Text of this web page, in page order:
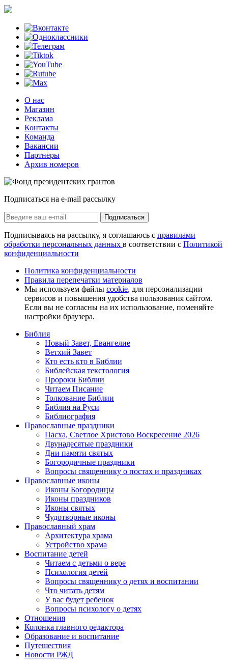
О нас
Магазин
Реклама
Контакты
Команда
Вакансии
Партнеры
Архив номеров
Подписаться на e-mail рассылку
Подписаться
Подписываясь на рассылку, я соглашаюсь с правилами
обработки персональных данных в соответствии с Политикой
конфиденциальности
Политика конфиденциальности
Правила перепечатки материалов
Мы используем файлы cookie, для персонализации
сервисов и повышения удобства пользования сайтом.
Если вы не согласны на их использование, поменяйте
настройки браузера.
Библия
Новый Завет, Евангелие
Ветхий Завет
Кто есть кто в Библии
Библейская текстология
Пророки Библии
Читаем Писание
Толкование Библии
Библия на Руси
Библиография
Православные праздники
Пасха, Светлое Христово Воскресение 2026
Двунадесятые праздники
Дни памяти святых
Богородичные праздники
Вопросы священнику о постах и праздниках
Православные иконы
Иконы Богородицы
Иконы праздников
Иконы святых
Чудотворные иконы
Православный храм
Архитектура храма
Устройство храма
Воспитание детей
Читаем с детьми о вере
Психология детей
Вопросы священнику о детях и воспитании
Что читать детям
У вас будет ребенок
Вопросы психологу о детях
Отношения
Колонка главного редактора
Образование и воспитание
Путешествия
Новости РЖД